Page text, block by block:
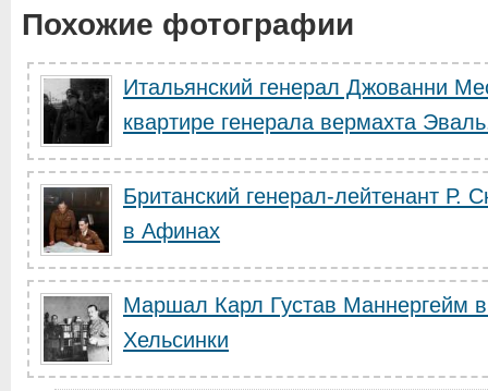
Похожие фотографии
Итальянский генерал Джованни
квартире генерала вермахта
Британский генерал-лейтенант Р.
в Афинах
Маршал Карл Густав Маннергейм
Хельсинки